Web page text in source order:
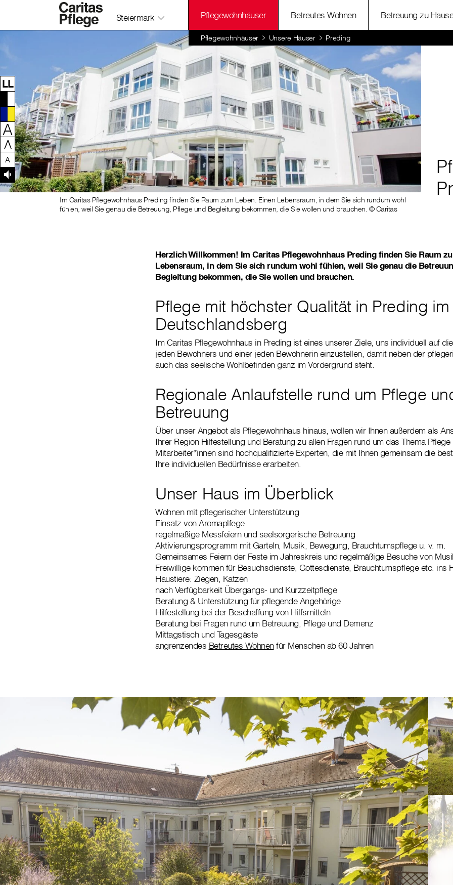
Zum Inhalt dieser Seite
Zur Navigation
Zum Footer dieser Seite
Steiermark Pflegewohnhäuser Betreutes Wohnen Betreuung zu Hause
Pflegewohnhäuser Unsere Häuser Preding
LL
A
A
A
Im Caritas Pflegewohnhaus Preding finden Sie Raum zum Leben. Einen Lebensraum, in dem Sie sich rundum wohl
fühlen, weil Sie genau die Betreuung, Pflege und Begleitung bekommen, die Sie wollen und brauchen. © Caritas
Herzlich Willkommen! Im Caritas Pflegewohnhaus Preding finden Sie Raum
Lebensraum, in dem Sie sich rundum wohl fühlen, weil Sie genau die
Begleitung bekommen, die Sie wollen und brauchen.
Pflege mit höchster Qualität in Preding
Deutschlandsberg
Im Caritas Pflegewohnhaus in Preding ist eines unserer Ziele, uns individuell auf
jeden Bewohners und einer jeden Bewohnerin einzustellen, damit neben der
auch das seelische Wohlbefinden ganz im Vordergrund steht.
Regionale Anlaufstelle rund um Pflege
Betreuung
Über unser Angebot als Pflegewohnhaus hinaus, wollen wir Ihnen außerdem als
Ihrer Region Hilfestellung und Beratung zu allen Fragen rund um das Thema
Mitarbeiter*innen sind hochqualifizierte Experten, die mit Ihnen gemeinsam die
Ihre individuellen Bedürfnisse erarbeiten.
Unser Haus im Überblick
Wohnen mit pflegerischer Unterstützung
Einsatz von Aromaplfege
regelmäßige Messfeiern und seelsorgerische Betreuung
Aktivierungsprogramm mit Garteln, Musik, Bewegung, Brauchtumspflege u. v. m.
Gemeinsames Feiern der Feste im Jahreskreis und regelmäßige Besuche von
Freiwillige kommen für Besuchsdienste, Gottesdienste, Brauchtumspflege etc. ins
Haustiere: Ziegen, Katzen
nach Verfügbarkeit Übergangs- und Kurzzeitpflege
Beratung & Unterstützung für pflegende Angehörige
Hilfestellung bei der Beschaffung von Hilfsmitteln
Beratung bei Fragen rund um Betreuung, Pflege und Demenz
Mittagstisch und Tagesgäste
angrenzendes Betreutes Wohnenfür Menschen ab 60 Jahren